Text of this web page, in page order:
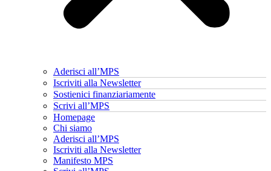
Aderisci all’MPS
Iscriviti alla Newsletter
Sostienici finanziariamente
Scrivi all’MPS
Homepage
Chi siamo
Aderisci all’MPS
Iscriviti alla Newsletter
Manifesto MPS